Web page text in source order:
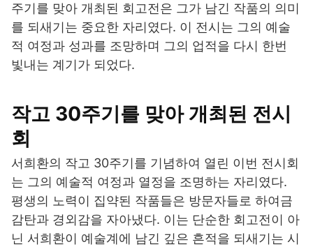
주기를 맞아 개최된 회고전은 그가 남긴 작품의 의미
를 되새기는 중요한 자리였다. 이 전시는 그의 예술
적 여정과 성과를 조망하며 그의 업적을 다시 한번
빛내는 계기가 되었다.
작고 30주기를 맞아 개최된 전시
회
서희환의 작고 30주기를 기념하여 열린 이번 전시회
는 그의 예술적 여정과 열정을 조명하는 자리였다.
평생의 노력이 집약된 작품들은 방문자들로 하여금
감탄과 경외감을 자아냈다. 이는 단순한 회고전이 아
닌 서희환이 예술계에 남긴 깊은 흔적을 되새기는 시